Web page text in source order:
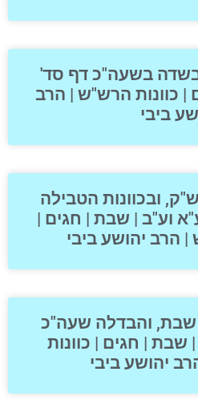
בשעה"כ דף סד'
הרש"ש | הרב
ביבי
ובכוונות הטבילה
וע"ב | שבת | חגים |
הרב יהושע ביבי
שבת, והבדלה שעה"כ
| חגים | כוונות
יהושע ביבי